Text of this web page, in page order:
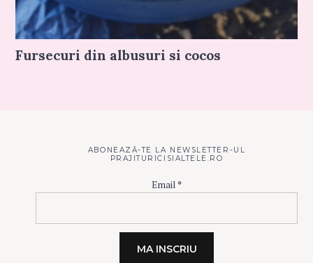
Fursecuri din albusuri si cocos
ABONEAZĂ-TE LA NEWSLETTER-UL
PRAJITURICISIALTELE.RO
Email*